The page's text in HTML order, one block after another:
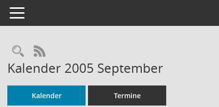
Toggle navigation
Rechercheauswahl
RSS-Feed
Kalender 2005 September
Kalender Termine